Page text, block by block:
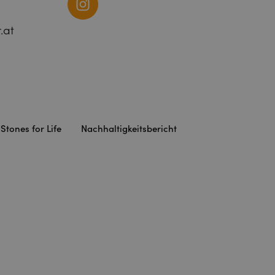
Stones for Life Nachhaltigkeitsbericht